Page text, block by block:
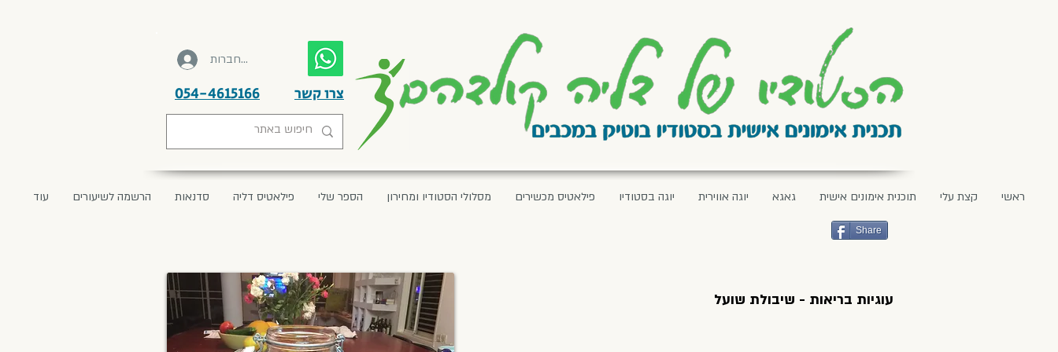
להתחברות
054-4615166 צרו קשר
ראשי קצת עלי תוכנית אימונים אישית גאגא יוגה אווירית יוגה בסטודיו פילאטיס מכשירים מסלולי הסטודיו ומחירון הספר שלי פילאטיס דליה סדנאות הרשמה לשיעורים עוד
Share